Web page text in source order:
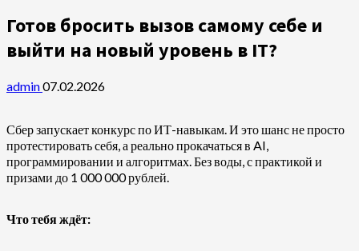
Готов бросить вызов самому себе и
выйти на новый уровень в IT?
admin07.02.2026
Сбер запускает конкурс по ИТ-навыкам. И это шанс не просто
протестировать себя, а реально прокачаться в AI,
программировании и алгоритмах. Без воды, с практикой и
призами до 1 000 000 рублей.
Что тебя ждёт: